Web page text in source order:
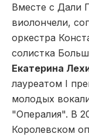
Вместе с Дали
виолончели,
оркестра
солистка
Екатерина
лауреатом I
молодых
"Опералия". В
Королевском